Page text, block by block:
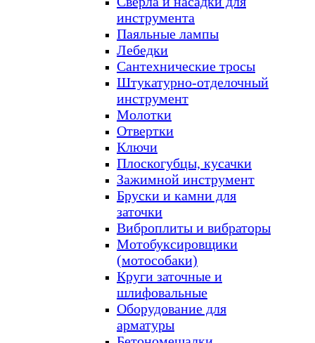
инструмента
Паяльные лампы
Лебедки
Сантехнические тросы
Штукатурно-отделочный
инструмент
Молотки
Отвертки
Ключи
Плоскогубцы, кусачки
Зажимной инструмент
Бруски и камни для
заточки
Виброплиты и вибраторы
Мотобуксировщики
(мотособаки)
Круги заточные и
шлифовальные
Оборудование для
арматуры